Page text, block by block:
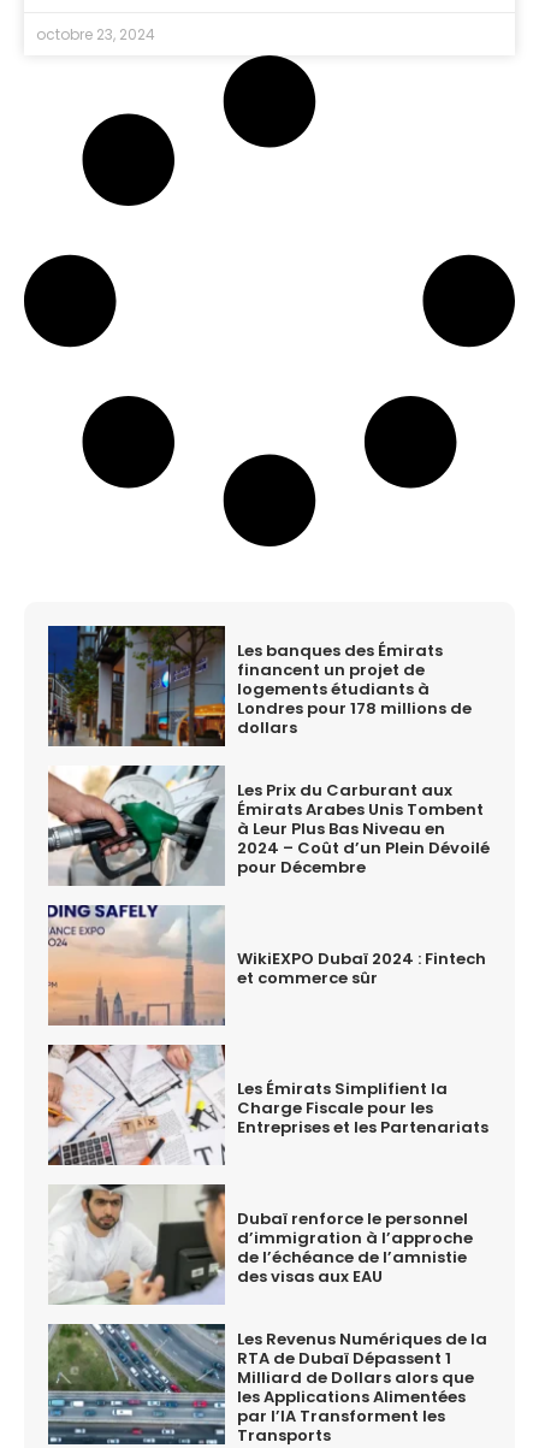
octobre 23, 2024
Les banques des Émirats
financent un projet de
logements étudiants à
Londres pour 178 millions de
dollars
Les Prix du Carburant aux
Émirats Arabes Unis Tombent
à Leur Plus Bas Niveau en
2024 – Coût d’un Plein Dévoilé
pour Décembre
WikiEXPO Dubaï 2024 : Fintech
et commerce sûr
Les Émirats Simplifient la
Charge Fiscale pour les
Entreprises et les Partenariats
Dubaï renforce le personnel
d’immigration à l’approche
de l’échéance de l’amnistie
des visas aux EAU
Les Revenus Numériques de la
RTA de Dubaï Dépassent 1
Milliard de Dollars alors que
les Applications Alimentées
par l’IA Transforment les
Transports